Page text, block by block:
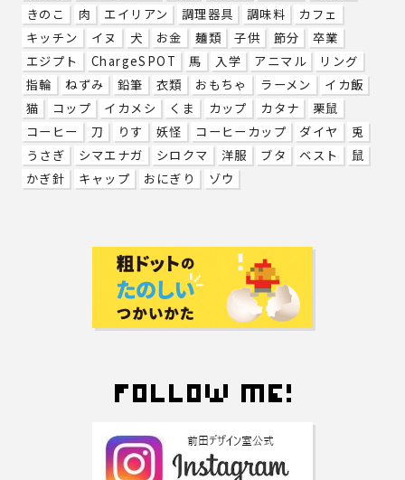
きのこ
肉 エイリアン 調理器具 調味料
カフェ
キッチン
イヌ 犬 お金 麺類 子供 節分
卒業
エジプト
ChargeSPOT 馬 入学 アニマル
リング
指輪
ねずみ 鉛筆 衣類 おもちゃ ラーメン
イカ飯
猫
コップ イカメシ くま カップ カタナ
栗鼠
コーヒー
刀 りす 妖怪 コーヒーカップ ダイヤ
兎
うさぎ
シマエナガ シロクマ 洋服 ブタ ベスト
鼠
かぎ針
キャップ おにぎり ゾウ